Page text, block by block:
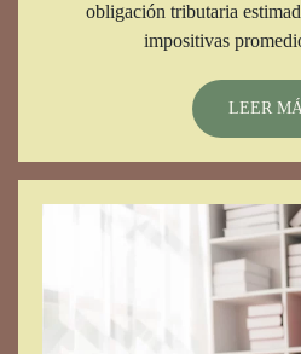
obligación tributaria
impositivas
LEER